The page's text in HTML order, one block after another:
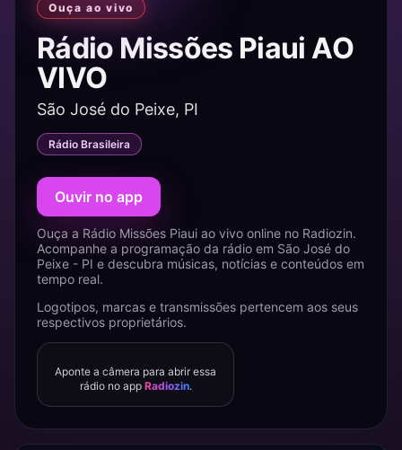
Ouça ao vivo
Rádio Missões Piaui AO
VIVO
São José do Peixe, PI
Rádio Brasileira
Ouvir no app
Ouça a Rádio Missões Piaui ao vivo online no Radiozin.
Acompanhe a programação da rádio em São José do
Peixe - PI e descubra músicas, notícias e conteúdos em
tempo real.
Logotipos, marcas e transmissões pertencem aos seus
respectivos proprietários.
Aponte a câmera para abrir essa
rádio no app Radiozin.